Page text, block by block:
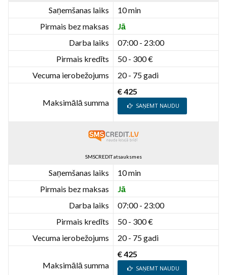
Saņemšanas laiks
10 min
Pirmais bez maksas
Jā
Darba laiks
07:00 - 23:00
Pirmais kredīts
50 - 300 €
Vecuma ierobežojums
20 - 75 gadi
Maksimālā summa
€ 425
SAŅEMT NAUDU
SMSCREDIT atsauksmes
Saņemšanas laiks
10 min
Pirmais bez maksas
Jā
Darba laiks
07:00 - 23:00
Pirmais kredīts
50 - 300 €
Vecuma ierobežojums
20 - 75 gadi
Maksimālā summa
€ 425
SAŅEMT NAUDU